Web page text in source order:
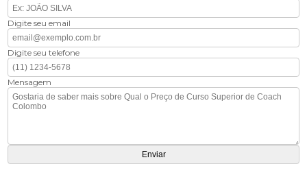
Digite seu email
Digite seu telefone
Mensagem